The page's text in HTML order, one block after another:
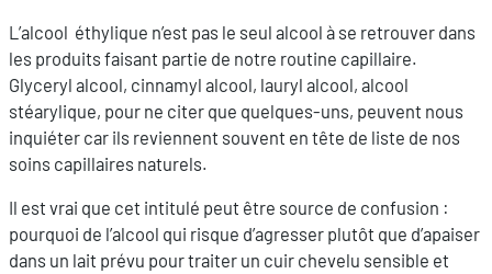
L’alcool éthylique n’est pas le seul alcool à se retrouver dans
les produits faisant partie de notre routine capillaire.
Glyceryl alcool, cinnamyl alcool, lauryl alcool, alcool
stéarylique, pour ne citer que quelques-uns, peuvent nous
inquiéter car ils reviennent souvent en tête de liste de nos
soins capillaires naturels.
Il est vrai que cet intitulé peut être source de confusion :
pourquoi de l’alcool qui risque d’agresser plutôt que d’apaiser
dans un lait prévu pour traiter un cuir chevelu sensible et